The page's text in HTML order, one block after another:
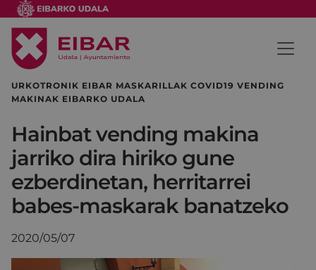
URKOTRONIK EIBAR MASKARILLAK COVID19 VENDING
MAKINAK EIBARKO UDALA
Hainbat vending makina
jarriko dira hiriko gune
ezberdinetan, herritarrei
babes-maskarak banatzeko
2020/05/07